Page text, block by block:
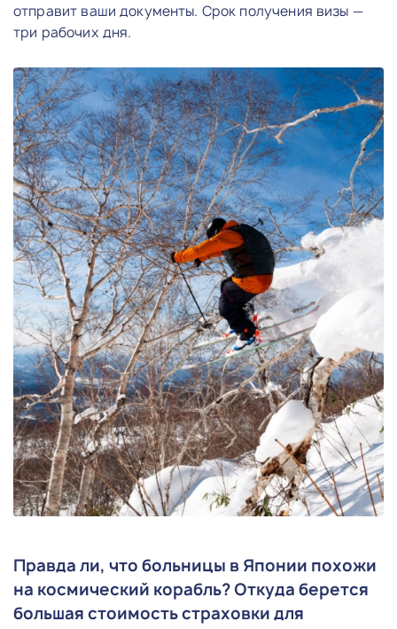
отправит ваши документы. Срок получения визы —
три рабочих дня.
Правда ли, что больницы в Японии похожи
на космический корабль? Откуда берется
большая стоимость страховки для